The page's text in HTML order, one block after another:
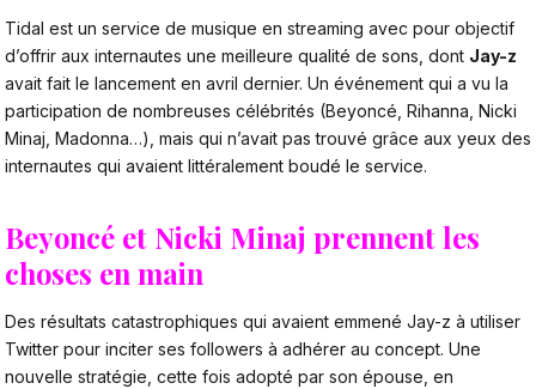
Tidal est un service de musique en streaming avec pour objectif
d’offrir aux internautes une meilleure qualité de sons, dont Jay-z
avait fait le lancement en avril dernier. Un événement qui a vu la
participation de nombreuses célébrités (Beyoncé, Rihanna, Nicki
Minaj, Madonna…), mais qui n’avait pas trouvé grâce aux yeux des
internautes qui avaient littéralement boudé le service.
Beyoncé et Nicki Minaj prennent les
choses en main
Des résultats catastrophiques qui avaient emmené Jay-z à utiliser
Twitter pour inciter ses followers à adhérer au concept. Une
nouvelle stratégie, cette fois adopté par son épouse, en